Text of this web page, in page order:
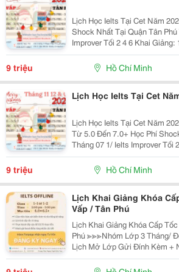
Lịch Học Ielts Tại Cet Năm 2026 Tại
Shock Nhất Tại Quận Tân Phú Tháng 07 1/ Ielts
Improver Tối 2 4 6 Khai Giảng: 13/07/2026 Khung Giờ:
18:00 Đến 21:00 Học Phí Ưu Đãi 5% Khi Đăng Ký 2/ Ielts
Basic Tối 3 5 7 Khai...
9 triệu Hồ Chí Minh
Lịch Học Ielts Tại Cet
Lịch Học Ielts Tại Cet Năm
Từ 5.0 Đến 7.0+ Học Phí Shock Nhất Tại Quận Gò Vấp
Tháng 07 1/ Ielts Improver Tối 2 4 6 Khai Giảng:
13/07/2026 Khung Giờ: 18:00 Đến 21:00 Học Phí Ưu Đãi
5% Khi Đăng Ký 2/ Ielts...
9 triệu Hồ Chí Minh
Lịch Khai Giảng Khóa
Vấp / Tân Phú
Lịch Khai Giảng Khóa Cấp
Phú ≫≫≫Nhóm Lớp 3 Tháng/ Đóng Tiền Hp Theo Khóa +
Lịch Mở Lớp Gửi Đính Kèm +
Lớp + Giáo Trình Ielts Có
Nước Ngoài Bám Sát + Chia